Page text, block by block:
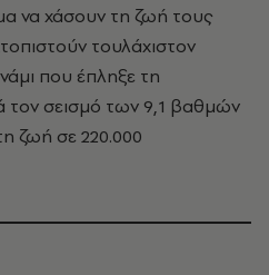
να χάσουν τη ζωή τους
τουλάχιστον
που έπληξε τη
τον σεισμό των 9,1 βαθμών
ζωή σε 220.000